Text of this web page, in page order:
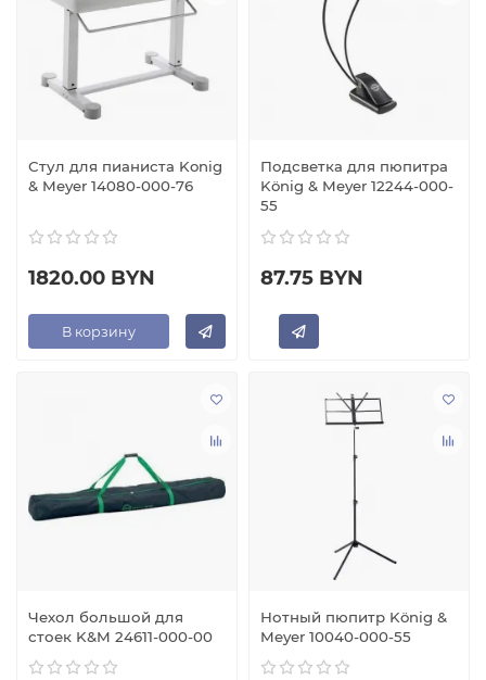
Стул для пианиста Konig
& Meyer 14080-000-76
1820.00 BYN
В корзину
Подсветка для пюпитра
König & Meyer 12244-000-
55
87.75 BYN
Чехол большой для
стоек K&M 24611-000-00
Нотный пюпитр König &
Meyer 10040-000-55